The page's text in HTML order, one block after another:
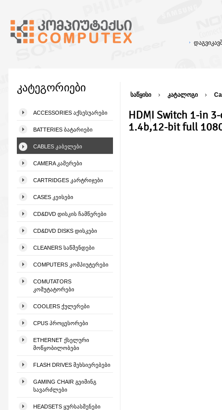
კატეგორიები
ACCESSORIES ᲐᲥᲡᲔᲡᲣᲐᲠᲔᲑᲘ
BATTERIES ᲑᲐᲢᲐᲠᲘᲔᲑᲘ
CABLES ᲙᲐᲑᲔᲚᲔᲑᲘ
CAMERA ᲙᲐᲛᲔᲠᲔᲑᲘ
CARTRIDGES ᲙᲐᲠᲢᲠᲘᲯᲔᲑᲘ
CASES ᲙᲔᲘᲡᲔᲑᲘ
CD&DVD ᲓᲘᲡᲙᲘᲡ ᲩᲐᲛᲬᲔᲠᲔᲑᲘ
CD&DVD DISKS ᲓᲘᲡᲙᲔᲑᲘ
CLEANERS ᲡᲐᲬᲛᲔᲜᲓᲔᲑᲘ
COMPUTERS ᲙᲝᲛᲞᲘᲣᲢᲔᲠᲔᲑᲘ
COMUTATORS
ᲙᲝᲛᲣᲢᲐᲢᲝᲠᲔᲑᲘ
COOLERS ᲥᲣᲚᲔᲠᲔᲑᲘ
CPUS ᲞᲠᲝᲪᲔᲡᲝᲠᲔᲑᲘ
ETHERNET ᲥᲡᲔᲚᲣᲠᲘ
ᲛᲝᲬᲧᲝᲑᲘᲚᲝᲑᲔᲑᲘ
FLASH DRIVES ᲛᲔᲮᲡᲘᲔᲠᲔᲑᲔᲑᲘ
GAMING CHAIR ᲒᲔᲘᲛᲘᲜᲒ
ᲡᲐᲕᲐᲠᲫᲚᲔᲑᲘ
HEADSETS ᲧᲣᲠᲡᲐᲡᲛᲔᲜᲔᲑᲘ
საწყისი კატალოგი
HDMI Switch 1-in
1.4b,12-bit full